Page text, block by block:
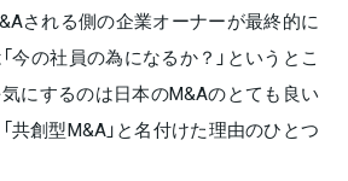
される側の企業オーナーが最終的に
今の社員の為になるか？」というとこ
にするのは日本のM&Aのとても良い
共創型M&A」と名付けた理由のひとつ